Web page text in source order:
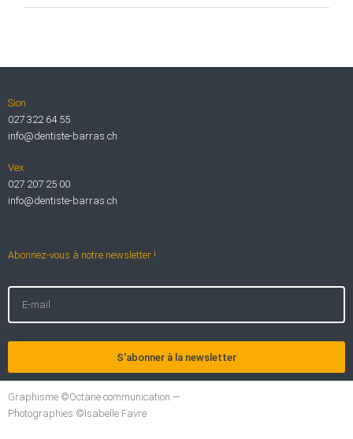
Sion
027 322 64 55
info@dentiste-barras.ch
Vex
027 207 25 00
info@dentiste-barras.ch
Abonnez-vous à notre newsletter !
S'abonner à la newsletter
Graphisme ©Octane communication —
Photographies ©Isabelle Favre